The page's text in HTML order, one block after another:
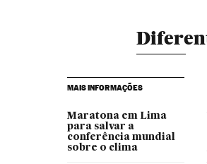
MAIS INFORMAÇÕES
Maratona em Lima
para salvar a
conferência mundial
sobre o clima